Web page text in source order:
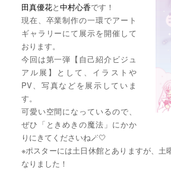
田真優花と中村心香です！
現在、卒業制作の一環でアート
ギャラリーにて展示を開催して
おります。
今回は第一弾【自己紹介ビジュ
アル展】として、イラストや
PV、写真などを展示していま
す。
可愛い空間になっているので、
ぜひ「ときめきの魔法」にかか
りにきてくださいね🪄🤍
※ポスターには土日休館とありますが、土
なりました！